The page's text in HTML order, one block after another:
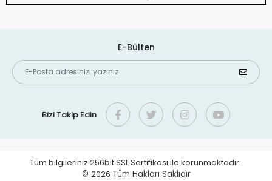
E-Bülten
Bizi Takip Edin
Tüm bilgileriniz 256bit SSL Sertifikası ile korunmaktadır.
© 2026 Tüm Hakları Saklıdır